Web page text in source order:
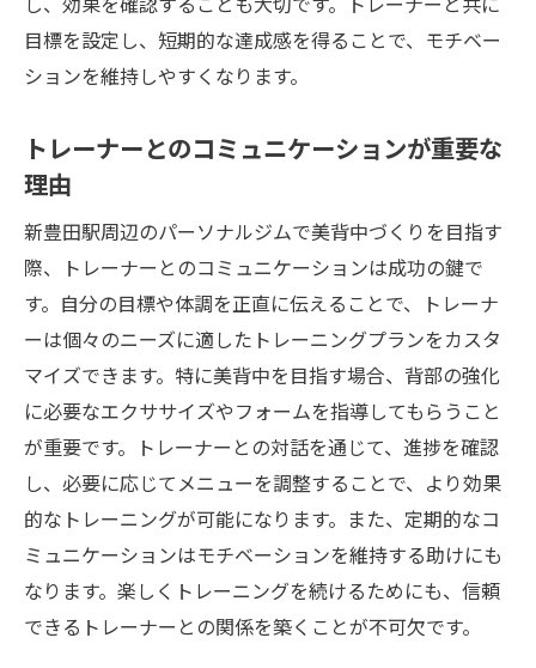
目標を設定し、短期的な達成感を得ることで、モチベー
ションを維持しやすくなります。
トレーナーとのコミュニケーションが重要な
理由
新豊田駅周辺のパーソナルジムで美背中づくりを目指す
際、トレーナーとのコミュニケーションは成功の鍵で
す。自分の目標や体調を正直に伝えることで、トレーナ
ーは個々のニーズに適したトレーニングプランをカスタ
マイズできます。特に美背中を目指す場合、背部の強化
に必要なエクササイズやフォームを指導してもらうこと
が重要です。トレーナーとの対話を通じて、進捗を確認
し、必要に応じてメニューを調整することで、より効果
的なトレーニングが可能になります。また、定期的なコ
ミュニケーションはモチベーションを維持する助けにも
なります。楽しくトレーニングを続けるためにも、信頼
できるトレーナーとの関係を築くことが不可欠です。